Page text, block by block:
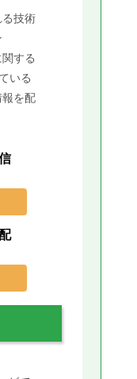
技術
する
いる
を配